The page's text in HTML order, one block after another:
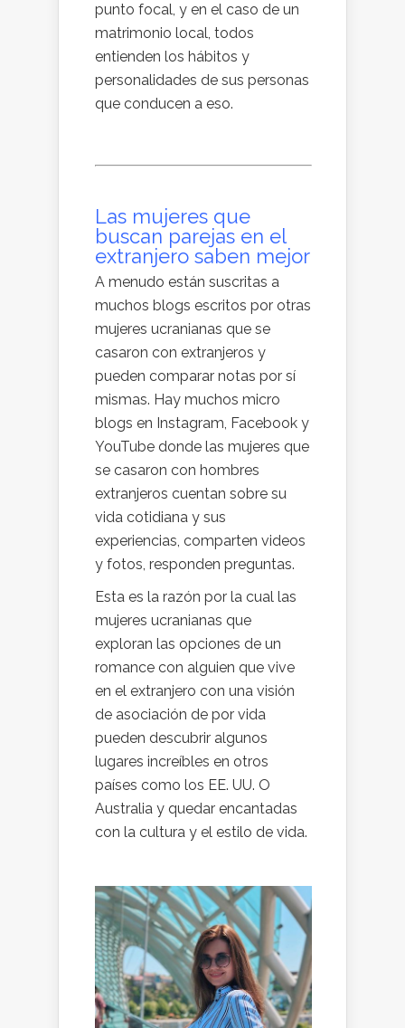
punto focal, y en el caso de un
matrimonio local, todos
entienden los hábitos y
personalidades de sus personas
que conducen a eso.
Las mujeres que
buscan parejas en el
extranjero saben mejor
A menudo están suscritas a
muchos blogs escritos por otras
mujeres ucranianas que se
casaron con extranjeros y
pueden comparar notas por sí
mismas. Hay muchos micro
blogs en Instagram, Facebook y
YouTube donde las mujeres que
se casaron con hombres
extranjeros cuentan sobre su
vida cotidiana y sus
experiencias, comparten videos
y fotos, responden preguntas.
Esta es la razón por la cual las
mujeres ucranianas que
exploran las opciones de un
romance con alguien que vive
en el extranjero con una visión
de asociación de por vida
pueden descubrir algunos
lugares increíbles en otros
países como los EE. UU. O
Australia y quedar encantadas
con la cultura y el estilo de vida.